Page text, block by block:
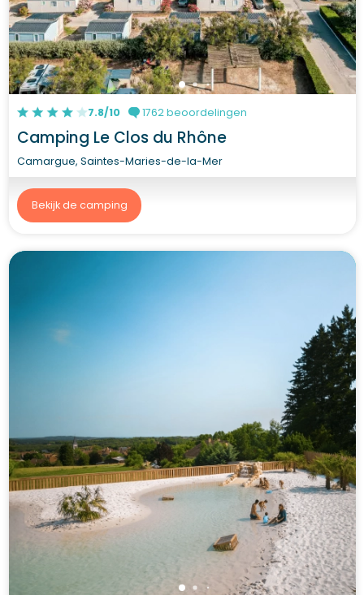
7.8/10 1762 beoordelingen
Camping Le Clos du Rhône
Camargue, Saintes-Maries-de-la-Mer
Bekijk de camping